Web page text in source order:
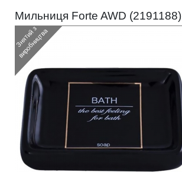
Мильниця Forte AWD (2191188)
З
н
я
т
и
й
з
в
и
р
о
б
н
и
ц
т
в
а